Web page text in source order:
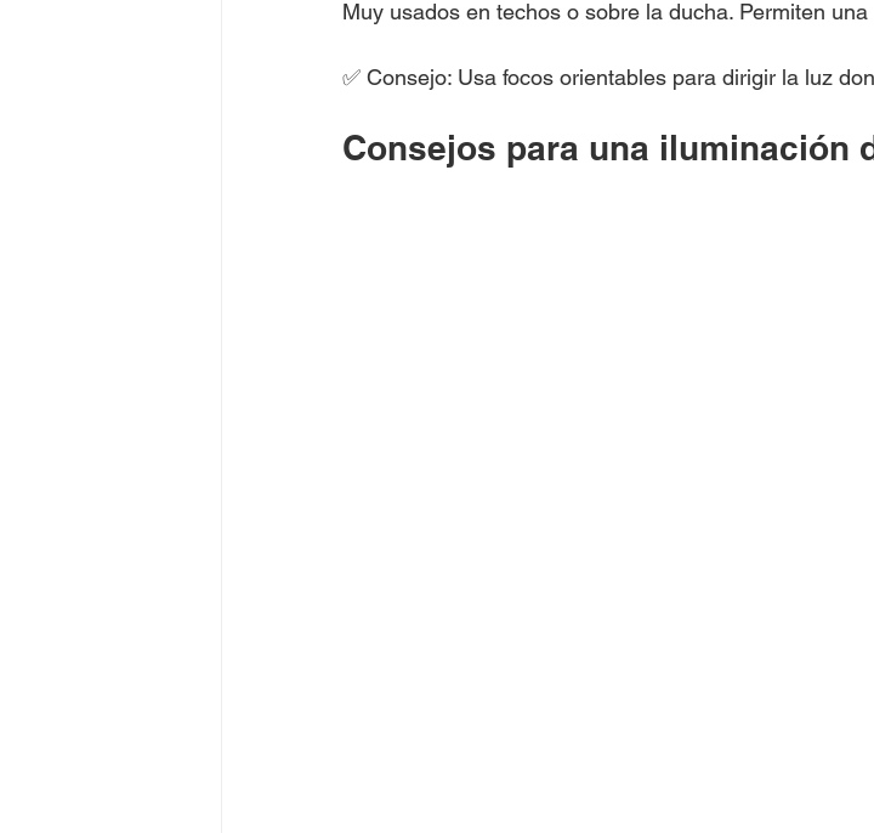
Muy usados en techos o sobre la ducha. Permiten
✅ Consejo: Usa focos orientables para dirigir la luz
Consejos para una iluminación